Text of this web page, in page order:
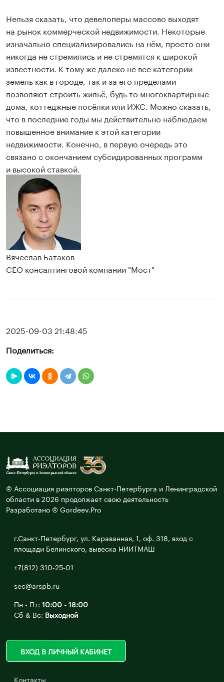
Нельзя сказать, что девелоперы массово выходят
на рынок коммерческой недвижимости. Некоторые
изначально специализировались на нём, просто они
никогда не стремились и не стремятся к широкой
известности. К тому же далеко не все категории
земель как в городе, так и за его пределами
позволяют строить жильё, будь то многоквартирные
дома, коттеджные посёлки или ИЖС. Можно сказать,
что в последние годы мы действительно наблюдаем
повышенное внимание к этой категории
недвижимости. Конечно, в первую очередь это
связано с окончанием субсидированных программ
и высокой ставкой.
Вячеслав Батаков
CЕО консалтинговой компании "Мост"
2025-09-03 21:48:45
Поделиться:
© Ассоциация риэлторов Санкт-Петербурга и Ленинградской
области в 2026 продолжает свою деятельность
Разработано © Gordeev.Pro
г.Санкт-Петербург, ул. Караванная, 1, оф. 318, вход с
площади Белинского, вывеска НИИТМАШ
+7(812) 310-25-01
sec@arspb.ru
Пн - Пт: 10:00 - 18:00
Сб & Вс: Выходной
ВХОД В ЛИЧНЫЙ КАБИНЕТ
Контакты